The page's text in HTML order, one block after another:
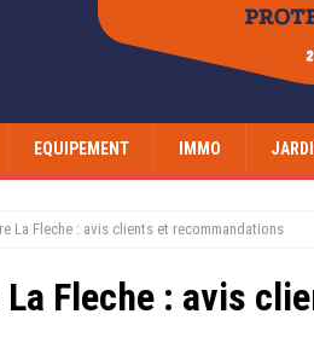
EQUIPEMENT IMMO
La Fleche : avis clients et recommandations
Fleche : avis